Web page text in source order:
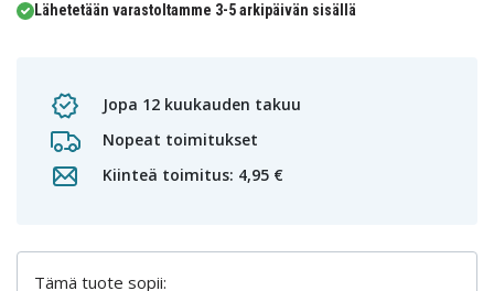
Lähetetään varastoltamme 3-5 arkipäivän sisällä
Jopa 12 kuukauden takuu
Nopeat toimitukset
Kiinteä toimitus: 4,95 €
Tämä tuote sopii: